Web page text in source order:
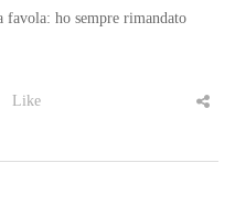
favola: ho sempre rimandato
Like